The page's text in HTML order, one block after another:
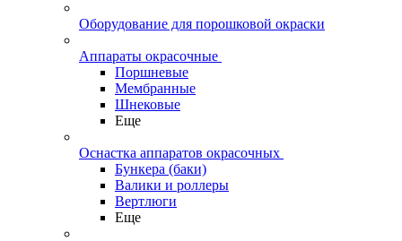
Оборудование для порошковой окраски
Аппараты окрасочные
Поршневые
Мембранные
Шнековые
Еще
Оснастка аппаратов окрасочных
Бункера (баки)
Валики и роллеры
Вертлюги
Еще